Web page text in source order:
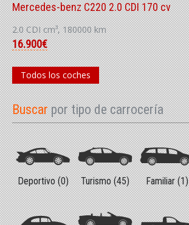
Mercedes-benz C220 2.0 CDI 170 cv
2.0 CDI cm³, 180000 km
16.900€
Todos los coches
Buscarpor tipo de carrocería
Deportivo (0) Turismo (45) Familiar (1)